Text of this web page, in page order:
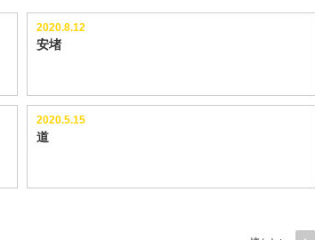
2020.8.12
安堵
2020.5.15
道